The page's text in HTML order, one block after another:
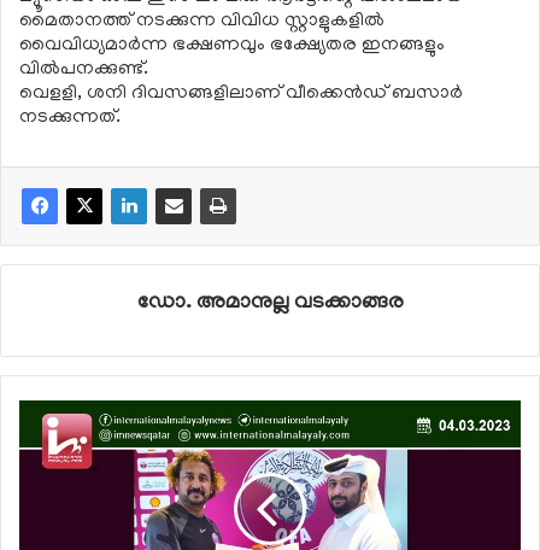
മൈതാനത്ത് നടക്കുന്ന വിവിധ സ്റ്റാളുകളില്‍
വൈവിധ്യമാര്‍ന്ന ഭക്ഷണവും ഭക്ഷ്യേതര ഇനങ്ങളും
വില്‍പനക്കുണ്ട്.
വെളളി, ശനി ദിവസങ്ങളിലാണ് വീക്കെന്‍ഡ് ബസാര്‍
നടക്കുന്നത്.
ഡോ. അമാനുല്ല വടക്കാങ്ങര